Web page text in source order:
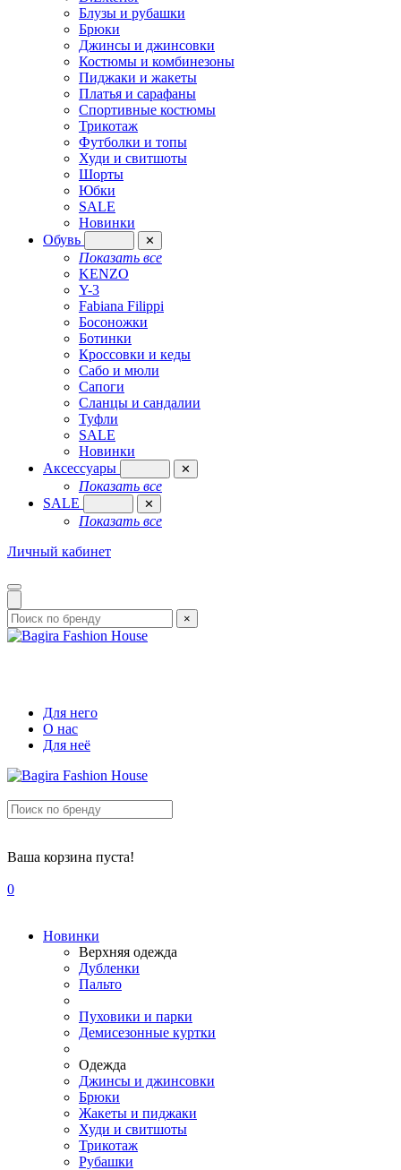
Блузы и рубашки
Брюки
Джинсы и джинсовки
Костюмы и комбинезоны
Пиджаки и жакеты
Платья и сарафаны
Спортивные костюмы
Трикотаж
Футболки и топы
Худи и свитшоты
Шорты
Юбки
SALE
Новинки
Обувь
✕
Показать все
KENZO
Y-3
Fabiana Filippi
Босоножки
Ботинки
Кроссовки и кеды
Сабо и мюли
Сапоги
Сланцы и сандалии
Туфли
SALE
Новинки
Аксессуары
✕
Показать все
SALE
✕
Показать все
Личный кабинет
×
Для него
О нас
Для неё
Ваша корзина пуста!
0
Новинки
Верхняя одежда
Дубленки
Пальто
Пуховики и парки
Демисезонные куртки
Одежда
Джинсы и джинсовки
Брюки
Жакеты и пиджаки
Худи и свитшоты
Трикотаж
Рубашки